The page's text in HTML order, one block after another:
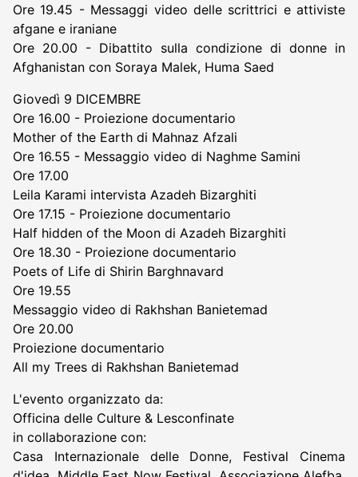
Ore 19.45 - Messaggi video delle scrittrici e attiviste
afgane e iraniane
Ore 20.00 - Dibattito sulla condizione di donne in
Afghanistan con Soraya Malek, Huma Saed
Giovedì 9 DICEMBRE
Ore 16.00 - Proiezione documentario
Mother of the Earth di Mahnaz Afzali
Ore 16.55 - Messaggio video di Naghme Samini
Ore 17.00
Leila Karami intervista Azadeh Bizarghiti
Ore 17.15 - Proiezione documentario
Half hidden of the Moon di Azadeh Bizarghiti
Ore 18.30 - Proiezione documentario
Poets of Life di Shirin Barghnavard
Ore 19.55
Messaggio video di Rakhshan Banietemad
Ore 20.00
Proiezione documentario
All my Trees di Rakhshan Banietemad
L'evento organizzato da:
Officina delle Culture & Lesconfinate
in collaborazione con:
Casa Internazionale delle Donne, Festival Cinema